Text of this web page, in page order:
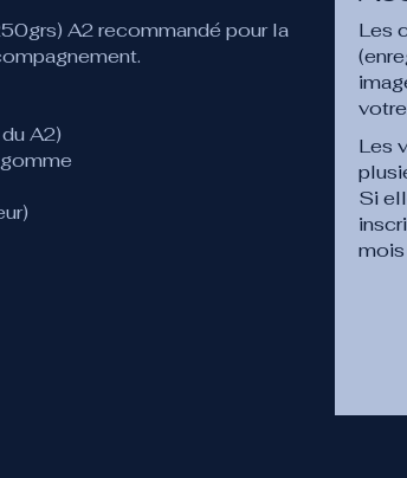
A2 recommandé pour la
A2)
Les
Les
Si
mois